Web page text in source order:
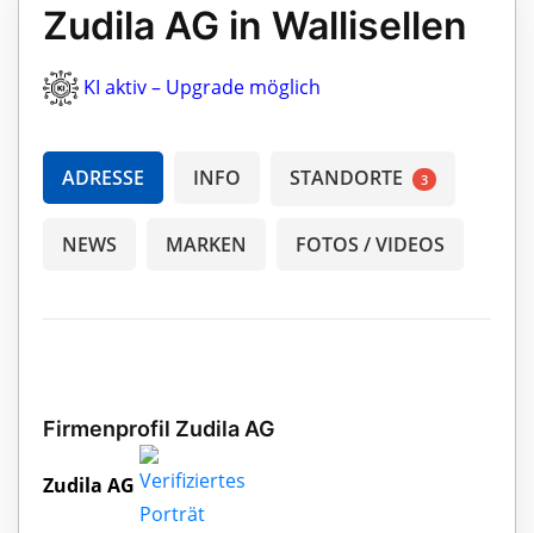
Zudila AG in Wallisellen
KI aktiv – Upgrade möglich
ADRESSE INFO STANDORTE 3
NEWS MARKEN FOTOS / VIDEOS
Firmenprofil Zudila AG
Zudila AG